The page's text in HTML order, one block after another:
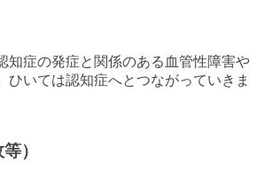
知症の発症と関係のある血管性障害や
ひいては認知症へとつながっていきま
）